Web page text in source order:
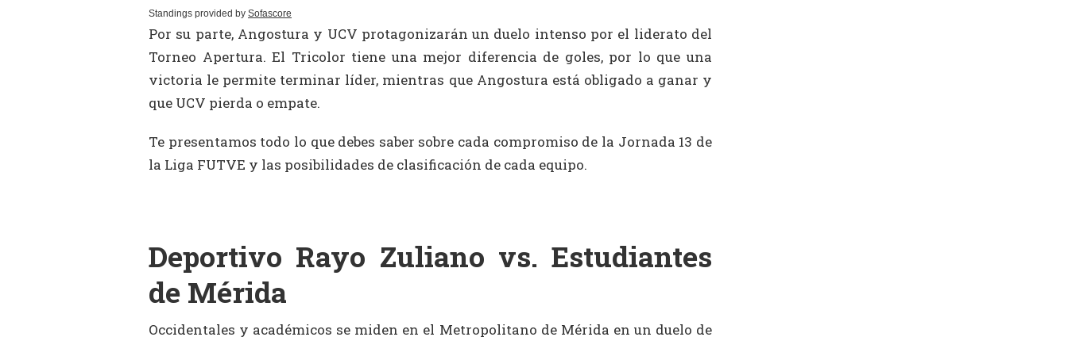
Standings provided by Sofascore
Por su parte, Angostura y UCV protagonizarán un duelo intenso por el liderato del
Torneo Apertura. El Tricolor tiene una mejor diferencia de goles, por lo que una
victoria le permite terminar líder, mientras que Angostura está obligado a ganar y
que UCV pierda o empate.
Te presentamos todo lo que debes saber sobre cada compromiso de la Jornada 13 de
la Liga FUTVE y las posibilidades de clasificación de cada equipo.
Deportivo Rayo Zuliano vs. Estudiantes
de Mérida
Occidentales y académicos se miden en el Metropolitano de Mérida en un duelo de